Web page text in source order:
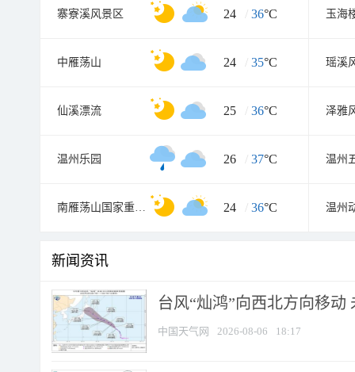
寨寮溪风景区 24 / 36°C 玉海
中雁荡山 24 / 35°C 瑶溪
仙溪漂流 25 / 36°C 泽雅
温州乐园 26 / 37°C 温州
南雁荡山国家重点风景名胜区 24 / 36°C 温州
新闻资讯
台风“灿鸿”向西北方向移动
中国天气网 2026-08-06 18:17